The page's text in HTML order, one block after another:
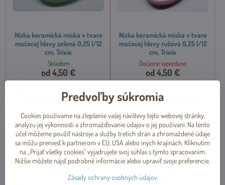
Nízka keramická miska v tvare
mačacej hlavy zelená 0,25 l/12
cm, Trixie
Skladom
od 4,50 €
Zobraziť
Nízka keramická miska v tvare
mačacej hlavy ružová 0,25 l/12
cm, Trixie
Dočasne vypredané
od 4,50 €
Zobraziť
NOVINKA
Predvoľby súkromia
Cookies používame na zlepšenie vašej návštevy tejto webovej stránky,
analýzu jej výkonnosti a zhromažďovanie údajov o jej používaní. Na tento
účel môžeme použiť nástroje a služby tretích strán a zhromaždené údaje
sa môžu preniesť k partnerom v EÚ, USA alebo iných krajinách. Kliknutím
na „Prijať všetky cookies“ vyjadrujete svoj súhlas s týmto spracovaním.
Nižšie môžete nájsť podrobné informácie alebo upraviť svoje preferencie.
Zásady ochrany osobných údajov